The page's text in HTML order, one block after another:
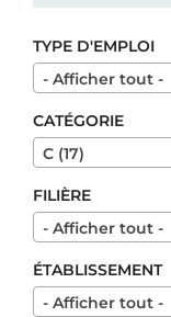
TYPE D'EMPLOI
- Afficher tout -
CATÉGORIE
C (17)
FILIÈRE
- Afficher tout -
ÉTABLISSEMENT
- Afficher tout -